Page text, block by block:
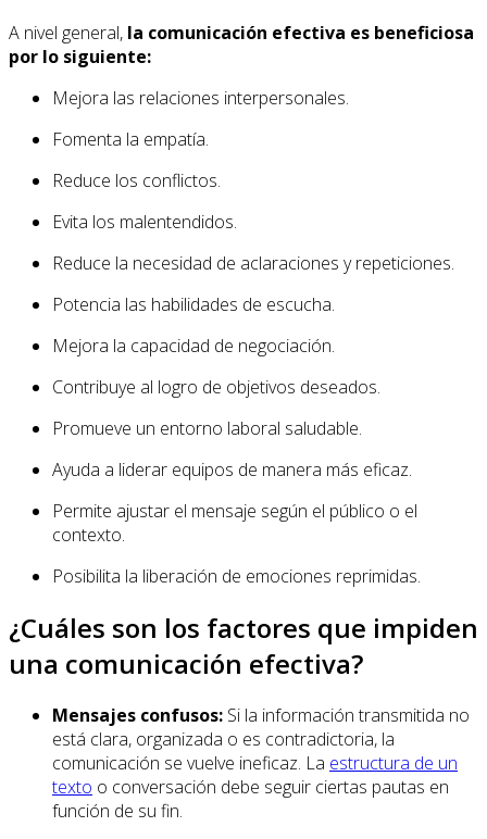
A nivel general, la comunicación efectiva es beneficiosa
por lo siguiente:
Mejora las relaciones interpersonales.
Fomenta la empatía.
Reduce los conflictos.
Evita los malentendidos.
Reduce la necesidad de aclaraciones y repeticiones.
Potencia las habilidades de escucha.
Mejora la capacidad de negociación.
Contribuye al logro de objetivos deseados.
Promueve un entorno laboral saludable.
Ayuda a liderar equipos de manera más eficaz.
Permite ajustar el mensaje según el público o el
contexto.
Posibilita la liberación de emociones reprimidas.
¿Cuáles son los factores que impiden
una comunicación efectiva?
Mensajes confusos: Si la información transmitida no
está clara, organizada o es contradictoria, la
comunicación se vuelve ineficaz. La estructura de un
texto o conversación debe seguir ciertas pautas en
función de su fin.